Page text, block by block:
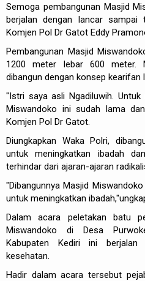
Semoga pembangunan Masjid
berjalan dengan lancar sampai
Komjen Pol Dr Gatot Eddy
Pembangunan Masjid
1200 meter lebar 600 meter.
dibangun dengan konsep kearifan
"Istri saya asli Ngadiluwih. Untuk
Miswandoko ini sudah lama
Komjen Pol Dr Gatot.
Diungkapkan Waka Polri,
untuk meningkatkan ibadah
terhindar dari ajaran-ajaran
"Dibangunnya Masjid
untuk meningkatkan
Dalam acara peletakan batu
Miswandoko di Desa
Kabupaten Kediri ini
kesehatan.
Hadir dalam acara tersebut